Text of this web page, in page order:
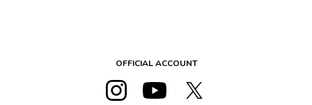
OFFICIAL ACCOUNT